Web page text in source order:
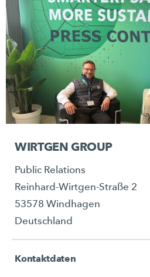
WIRTGEN GROUP
Public Relations
Reinhard-Wirtgen-Straße 2
53578 Windhagen
Deutschland
Kontaktdaten